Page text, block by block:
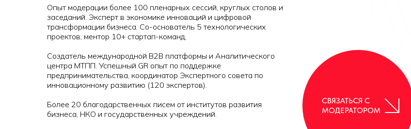
СВЯЗАТЬСЯ С
МОДЕРАТОРОМ
Опыт модерации более 100 пленарных сессий, круглых столов и
заседаний. Эксперт в экономике инноваций и цифровой
трансформации бизнеса. Со-основатель 5 технологических
проектов, ментор 10+ стартап-команд.
Создатель международной B2B платформы и Аналитического
центра МТПП. Успешный GR опыт по поддержке
предпринимательства, координатор Экспертного совета по
инновационному развитию (120 экспертов).
Более 20 благодарственных писем от институтов развития
бизнеса, НКО и государственных учреждений.